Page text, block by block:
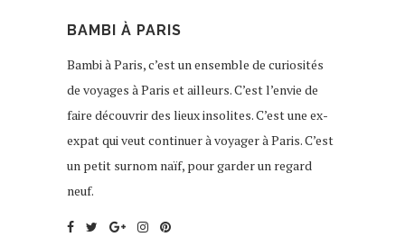
BAMBI À PARIS
Bambi à Paris, c’est un ensemble de curiosités
de voyages à Paris et ailleurs. C’est l’envie de
faire découvrir des lieux insolites. C’est une ex-
expat qui veut continuer à voyager à Paris. C’est
un petit surnom naïf, pour garder un regard
neuf.